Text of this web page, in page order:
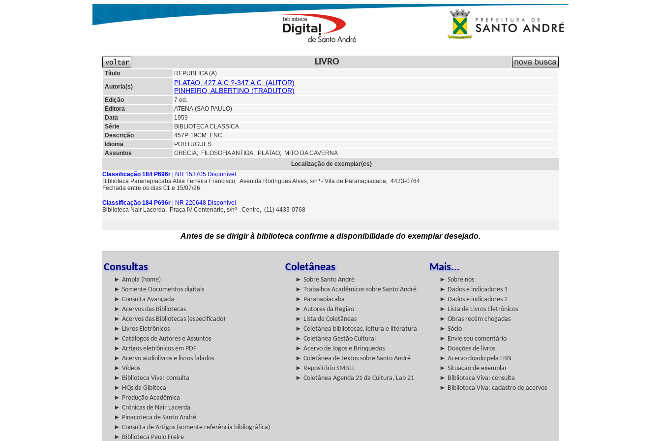
LIVRO
Título
REPUBLICA (A)
Autoria(s)
PLATAO, 427 A.C.?-347 A.C. (AUTOR)
PINHEIRO, ALBERTINO (TRADUTOR)
Edição
7 ed.
Editora
ATENA (SAO PAULO)
Data
1959
Série
BIBLIOTECA CLASSICA
Descrição
457P. 19CM. ENC.
Idioma
PORTUGUES
Assuntos
GRECIA; FILOSOFIA ANTIGA; PLATAO; MITO DA CAVERNA
Localização de exemplar(es)
Classificação 184 P696r | NR 153705 Disponível
Biblioteca Paranapiacaba Abia Ferreira Francisco, Avenida Rodrigues Alves, s/nº - Vila de Paranapiacaba, 4433-0764
Fechada entre os dias 01 e 15/07/26.
Classificação 184 P696r | NR 220648 Disponível
Biblioteca Nair Lacerda, Praça IV Centenário, s/nº - Centro, (11) 4433-0768
Antes de se dirigir à biblioteca confirme a disponibilidade do exemplar desejado.
Consultas Coletâneas Mais...
► Ampla (home) ► Sobre Santo André
► Sobre nós
► Somente Documentos digitais
► Trabalhos Acadêmicos sobre Santo André
► Dados e indicadores 1
► Consulta Avançada
► Paranapiacaba
► Dados e indicadores 2
► Acervos das Bibliotecas
► Autores da Região
► Lista de Livros Eletrônicos
► Acervos das Bibliotecas (especificado)
► Lista de Coletâneas
► Obras recém chegadas
► Livros Eletrônicos
► Coletânea bibliotecas, leitura e literatura
► Sócio
► Catálogos de Autores e Assuntos
► Coletânea Gestão Cultural
► Envie seu comentário
► Artigos eletrônicos em PDF
► Acervo de Jogos e Brinquedos
► Doações de livros
► Acervo audiolivros e livros falados
► Coletânea de textos sobre Santo André
► Acervo doado pela FBN
► Vídeos
► Repositório SMBLL
► Situação de exemplar
► Biblioteca Viva: consulta
► Coletânea Agenda 21 da Cultura, Lab 21
► Biblioteca Viva: consulta
► HQs da Gibiteca
► Biblioteca Viva: cadastro de acervos
► Produção Acadêmica
► Crônicas de Nair Lacerda
► Pinacoteca de Santo André
► Consulta de Artigos (somente referência bibliográfica)
► Biblioteca Paulo Freire